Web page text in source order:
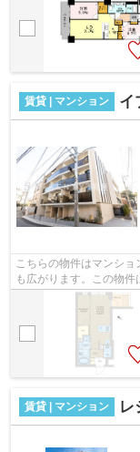
賃貸 | マンション イ
こちらの物件はマンシ
も広がります。この物件
マンションは利便性が高
賃貸 | マンション レ